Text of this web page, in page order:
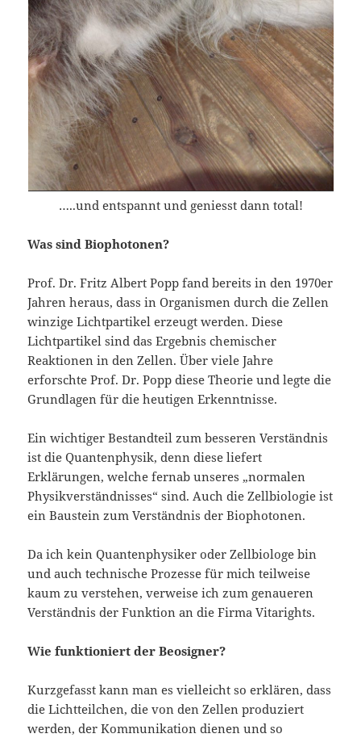
…..und entspannt und geniesst dann total!
Was sind Biophotonen?
Prof. Dr. Fritz Albert Popp fand bereits in den 1970er
Jahren heraus, dass in Organismen durch die Zellen
winzige Lichtpartikel erzeugt werden. Diese
Lichtpartikel sind das Ergebnis chemischer
Reaktionen in den Zellen. Über viele Jahre
erforschte Prof. Dr. Popp diese Theorie und legte die
Grundlagen für die heutigen Erkenntnisse.
Ein wichtiger Bestandteil zum besseren Verständnis
ist die Quantenphysik, denn diese liefert
Erklärungen, welche fernab unseres „normalen
Physikverständnisses“ sind. Auch die Zellbiologie ist
ein Baustein zum Verständnis der Biophotonen.
Da ich kein Quantenphysiker oder Zellbiologe bin
und auch technische Prozesse für mich teilweise
kaum zu verstehen, verweise ich zum genaueren
Verständnis der Funktion an die Firma Vitarights.
Wie funktioniert der Beosigner?
Kurzgefasst kann man es vielleicht so erklären, dass
die Lichtteilchen, die von den Zellen produziert
werden, der Kommunikation dienen und so